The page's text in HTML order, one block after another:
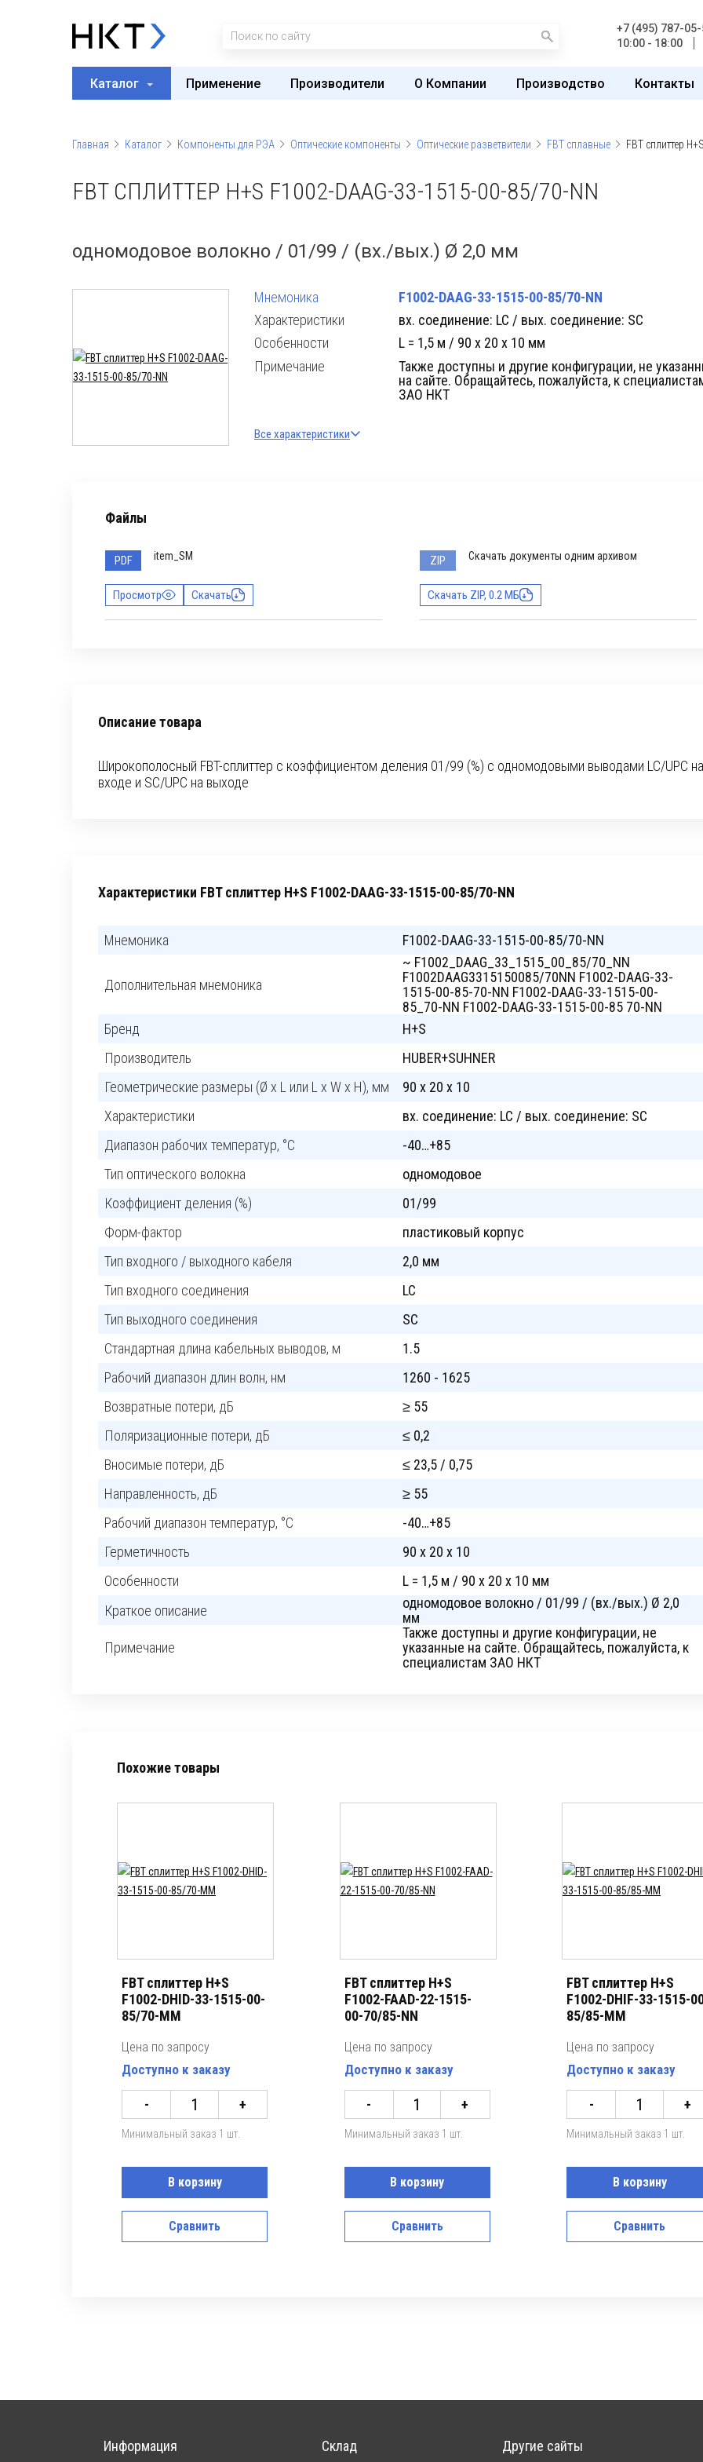
+7 (495) 787-
10:00 - 18:00
Каталог Применение Производители О Компании Производство Контакты
Главная Каталог Компоненты для РЭА Оптические компоненты Оптические разветвители FBT сплавные FBT сплиттер
FBT СПЛИТТЕР H+S F1002-DAAG-33-1515-00-85/70-NN
одномодовое волокно / 01/99 / (вх./вых.) Ø 2,0 мм
Мнемоника
F1002-DAAG-33-1515-00-85/70-NN
Характеристики
вх. cоединение: LC / вых. cоединение: SC
Особенности
L = 1,5 м / 90 x 20 x 10 мм
Примечание
Также доступны и другие конфигурации, не
на сайте. Обращайтесь, пожалуйста, к
ЗАО НКТ
Все характеристики
Файлы
PDF item_SM
Просмотр Скачать
ZIP Скачать документы одним архивом
Скачать ZIP, 0.2 МБ
Описание товара
Широкополосный FBT-сплиттер с коэффициентом деления 01/99 (%) c одномодовыми выводами LC/UPC на
входе и SC/UPC на выходе
Характеристики FBT сплиттер H+S F1002-DAAG-33-1515-00-85/70-NN
Мнемоника F1002-DAAG-33-1515-00-85/70-NN
Дополнительная мнемоника
~ F1002_DAAG_33_1515_00_85/70_NN
F1002DAAG3315150085/70NN F1002-DAAG-33-
1515-00-85-70-NN F1002-DAAG-33-1515-00-
85_70-NN F1002-DAAG-33-1515-00-85 70-NN
Бренд
H+S
Производитель
HUBER+SUHNER
Геометрические размеры (Ø x L или L x W x H), мм
90 x 20 x 10
Характеристики
вх. cоединение: LC / вых. cоединение: SC
Диапазон рабочих температур, °C
-40…+85
Тип оптического волокна
одномодовое
Коэффициент деления (%)
01/99
Форм-фактор
пластиковый корпус
Тип входного / выходного кабеля
2,0 мм
Тип входного соединения
LC
Тип выходного соединения
SC
Стандартная длина кабельных выводов, м
1.5
Рабочий диапазон длин волн, нм
1260 - 1625
Возвратные потери, дБ
≥ 55
Поляризационные потери, дБ
≤ 0,2
Вносимые потери, дБ
≤ 23,5 / 0,75
Направленность, дБ
≥ 55
Рабочий диапазон температур, °C
-40…+85
Герметичность
90 x 20 x 10
Особенности
L = 1,5 м / 90 x 20 x 10 мм
Краткое описание
одномодовое волокно / 01/99 / (вх./вых.) Ø 2,0
мм
Примечание
Также доступны и другие конфигурации, не
указанные на сайте. Обращайтесь, пожалуйста, к
специалистам ЗАО НКТ
Похожие товары
FBT сплиттер H+S
F1002-DHID-33-1515-00-
85/70-MM
Цена по запросу
Доступно к заказу
- +
Минимальный заказ 1 шт.
В корзину
Сравнить
FBT сплиттер H+S
F1002-FAAD-22-1515-
00-70/85-NN
Цена по запросу
Доступно к заказу
- +
Минимальный заказ 1 шт.
В корзину
Сравнить
FBT сплиттер H+S
F1002-DHIF-33-1515-
85/85-MM
Цена по запросу
Доступно к заказу
- +
Минимальный заказ 1 шт.
В корзину
Сравнить
Информация Склад Другие сайты